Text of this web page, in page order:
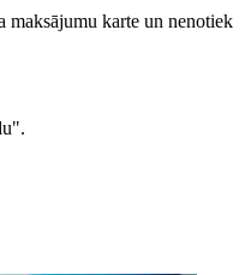
karte un nenotiek